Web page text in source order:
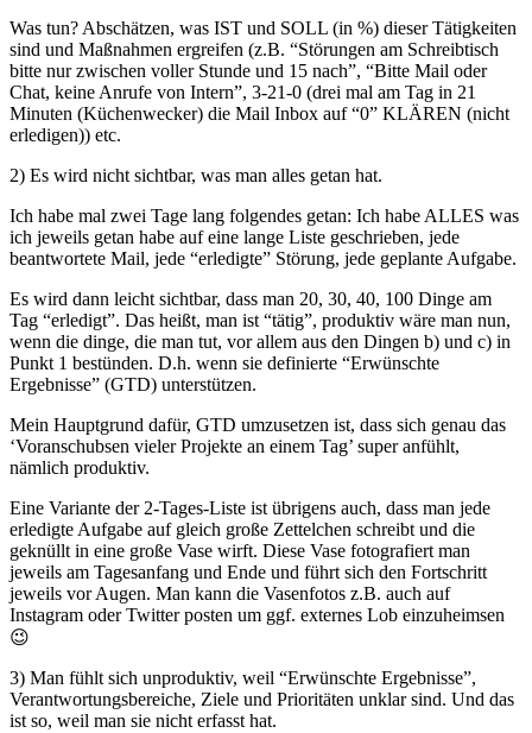
Was tun? Abschätzen, was IST und SOLL (in %) dieser Tätigkeiten
sind und Maßnahmen ergreifen (z.B. “Störungen am Schreibtisch
bitte nur zwischen voller Stunde und 15 nach”, “Bitte Mail oder
Chat, keine Anrufe von Intern”, 3-21-0 (drei mal am Tag in 21
Minuten (Küchenwecker) die Mail Inbox auf “0” KLÄREN (nicht
erledigen)) etc.
2) Es wird nicht sichtbar, was man alles getan hat.
Ich habe mal zwei Tage lang folgendes getan: Ich habe ALLES was
ich jeweils getan habe auf eine lange Liste geschrieben, jede
beantwortete Mail, jede “erledigte” Störung, jede geplante Aufgabe.
Es wird dann leicht sichtbar, dass man 20, 30, 40, 100 Dinge am
Tag “erledigt”. Das heißt, man ist “tätig”, produktiv wäre man nun,
wenn die dinge, die man tut, vor allem aus den Dingen b) und c) in
Punkt 1 bestünden. D.h. wenn sie definierte “Erwünschte
Ergebnisse” (GTD) unterstützen.
Mein Hauptgrund dafür, GTD umzusetzen ist, dass sich genau das
‘Voranschubsen vieler Projekte an einem Tag’ super anfühlt,
nämlich produktiv.
Eine Variante der 2-Tages-Liste ist übrigens auch, dass man jede
erledigte Aufgabe auf gleich große Zettelchen schreibt und die
geknüllt in eine große Vase wirft. Diese Vase fotografiert man
jeweils am Tagesanfang und Ende und führt sich den Fortschritt
jeweils vor Augen. Man kann die Vasenfotos z.B. auch auf
Instagram oder Twitter posten um ggf. externes Lob einzuheimsen
😉
3) Man fühlt sich unproduktiv, weil “Erwünschte Ergebnisse”,
Verantwortungsbereiche, Ziele und Prioritäten unklar sind. Und das
ist so, weil man sie nicht erfasst hat.